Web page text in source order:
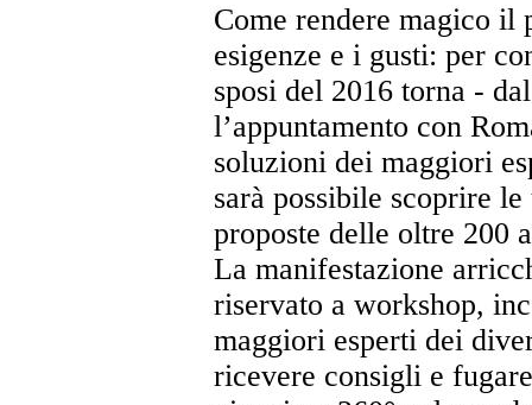
Come rendere magico il
esigenze e i gusti: per
sposi del 2016 torna -
l’appuntamento con
soluzioni dei maggiori
sarà possibile scoprire
proposte delle oltre 200
La manifestazione
riservato a workshop,
maggiori esperti dei
ricevere consigli e